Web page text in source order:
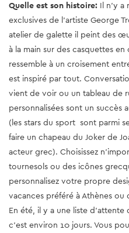
Quelle est son histoire: Il n'y a
exclusives de l'artiste George
atelier de galette il peint des
à la main sur des casquettes
ressemble à un croisement
est inspiré par tout.
vient de voir ou un tableau de
personnalisées sont un succès
(les stars du sport sont parmi
faire un chapeau du Joker de
acteur grec). Choisissez
tournesols ou des icônes
personnalisez votre propre
vacances préféré à Athènes
En été, il y a une liste d'attente
c'est environ 10 jours. Vous